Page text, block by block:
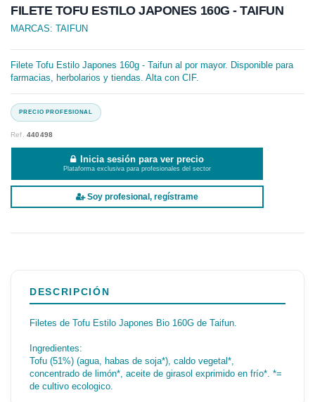
FILETE TOFU ESTILO JAPONES 160G - TAIFUN
MARCAS: TAIFUN
Filete Tofu Estilo Japones 160g - Taifun al por mayor. Disponible para
farmacias, herbolarios y tiendas. Alta con CIF.
Ref.440498
Inicia sesión para ver precio
Plataforma exclusiva para profesionales del sector
Soy profesional, regístrame
DESCRIPCIÓN
Filetes de Tofu Estilo Japones Bio 160G de Taifun.
Ingredientes:
Tofu (51%) (agua, habas de soja*), caldo vegetal*,
concentrado de limón*, aceite de girasol exprimido en frío*. *=
de cultivo ecologico.